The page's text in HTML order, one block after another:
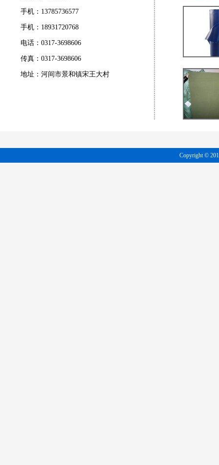
手机：13785736577
手机：18931720768
电话：0317-3698606
传真：0317-3698606
地址：河间市景和镇宋王大村
Copyright ©